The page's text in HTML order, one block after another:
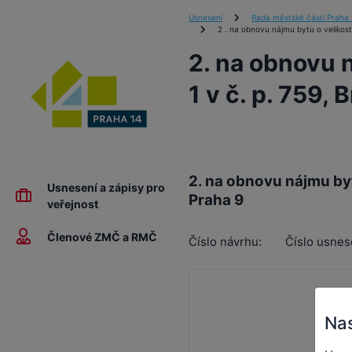
Usnesení a zápisy pro
veřejnost
Členové ZMČ a RMČ
Usnesení Rada městské části Praha
2 . na obnovu nájmu bytu o
2. na obnovu
1 v č. p. 759,
2. na obnovu nájmu
Praha 9
Číslo návrhu: Číslo